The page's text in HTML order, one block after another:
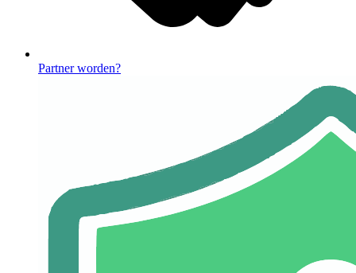
Partner worden?